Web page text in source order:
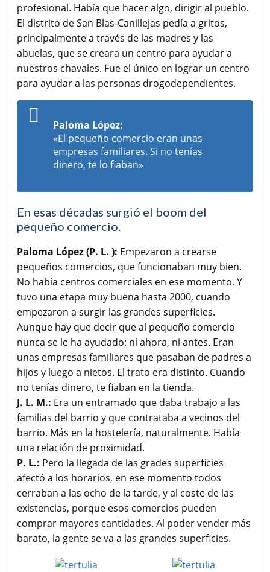
profesional. Había que hacer algo, dirigir al pueblo.
El distrito de San Blas-Canillejas pedía a gritos,
principalmente a través de las madres y las
abuelas, que se creara un centro para ayudar a
nuestros chavales. Fue el único en lograr un centro
para ayudar a las personas drogodependientes.
Paloma López:
«El pequeño comercio eran unas
empresas familiares. Si no tenías
dinero, te lo fiaban»
En esas décadas surgió el boom del
pequeño comercio.
Paloma López (P. L. ): Empezaron a crearse
pequeños comercios, que funcionaban muy bien.
No había centros comerciales en ese momento. Y
tuvo una etapa muy buena hasta 2000, cuando
empezaron a surgir las grandes superficies.
Aunque hay que decir que al pequeño comercio
nunca se le ha ayudado: ni ahora, ni antes. Eran
unas empresas familiares que pasaban de padres a
hijos y luego a nietos. El trato era distinto. Cuando
no tenías dinero, te fiaban en la tienda.
J. L. M.: Era un entramado que daba trabajo a las
familias del barrio y que contrataba a vecinos del
barrio. Más en la hostelería, naturalmente. Había
una relación de proximidad.
P. L.: Pero la llegada de las grades superficies
afectó a los horarios, en ese momento todos
cerraban a las ocho de la tarde, y al coste de las
existencias, porque esos comercios pueden
comprar mayores cantidades. Al poder vender más
barato, la gente se va a las grandes superficies.